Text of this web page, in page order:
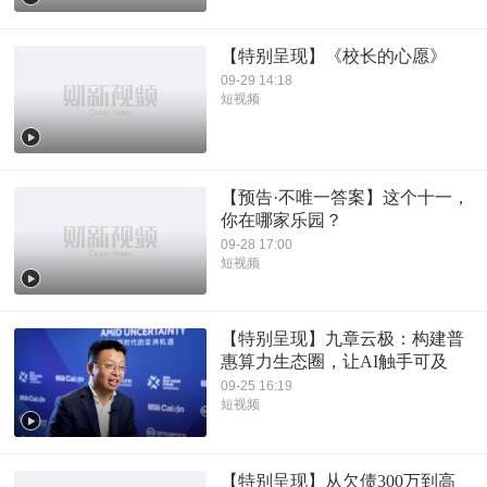
【特别呈现】《校长的心愿》
09-29 14:18
短视频
【预告·不唯一答案】这个十一，
你在哪家乐园？
09-28 17:00
短视频
【特别呈现】九章云极：构建普
惠算力生态圈，让AI触手可及
09-25 16:19
短视频
【特别呈现】从欠债300万到高